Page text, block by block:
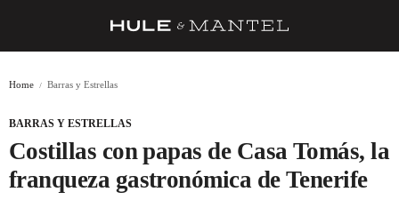
BARRAS Y ESTRELLAS
Home Barras y Estrellas
BARRAS Y ESTRELLAS
Costillas con papas de Casa Tomás, la
franqueza gastronómica de Tenerife